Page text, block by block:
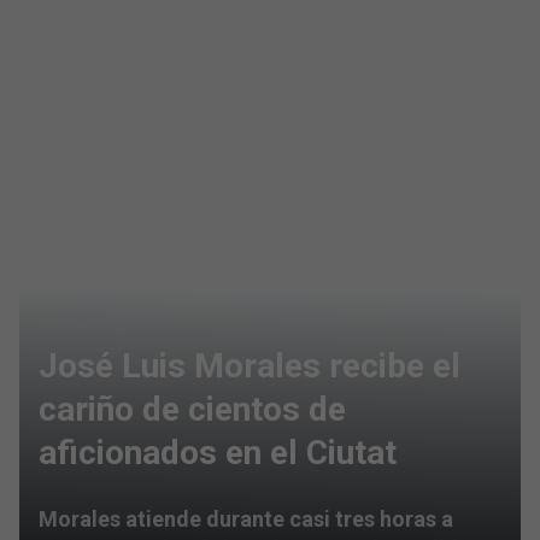
José Luis Morales recibe el
cariño de cientos de
aficionados en el Ciutat
Morales atiende durante casi tres horas a